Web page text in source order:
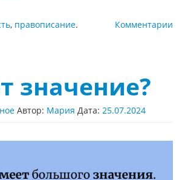
Комментарии
, правописание.
значение?
Автор: Мария Дата: 25.07.2024